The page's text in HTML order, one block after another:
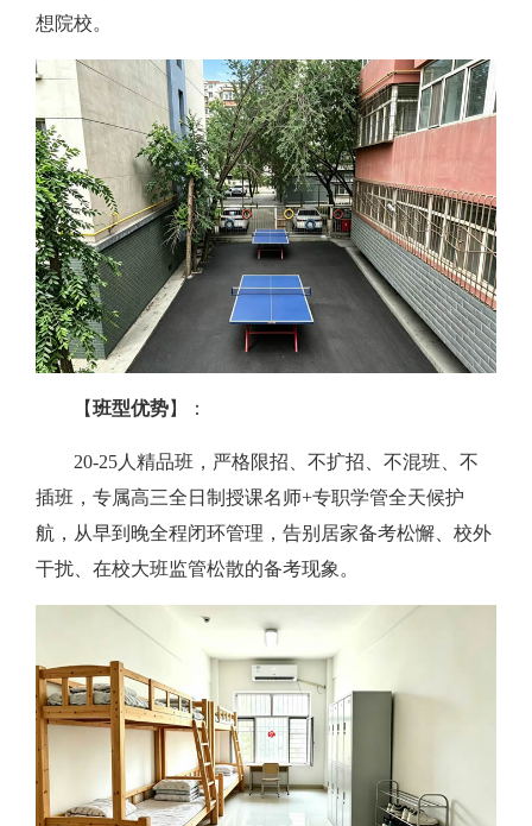
想院校。
【班型优势】：
20-25人精品班，严格限招、不扩招、不混班、不
插班，专属高三全日制授课名师+专职学管全天候护
航，从早到晚全程闭环管理，告别居家备考松懈、校外
干扰、在校大班监管松散的备考现象。